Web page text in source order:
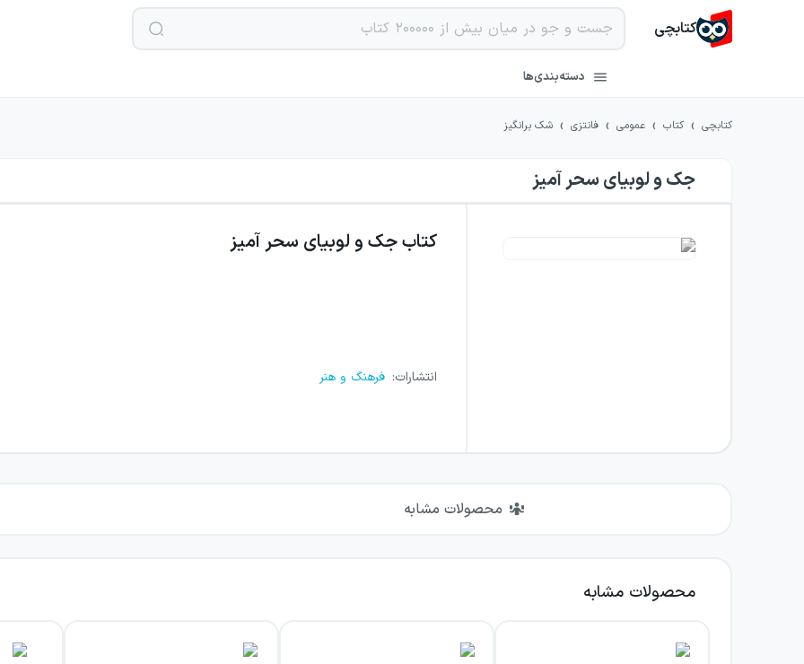
کتابچی
دسته‌بندی‌ها
کتابچی › کتاب › عمومی › فانتزی › شک برانگیز
جک و لوبیای سحر آمیز
کتابجک و لوبیای سحر آمیز
انتشارات: فرهنگ و هنر
محصولات مشابه
محصولات مشابه